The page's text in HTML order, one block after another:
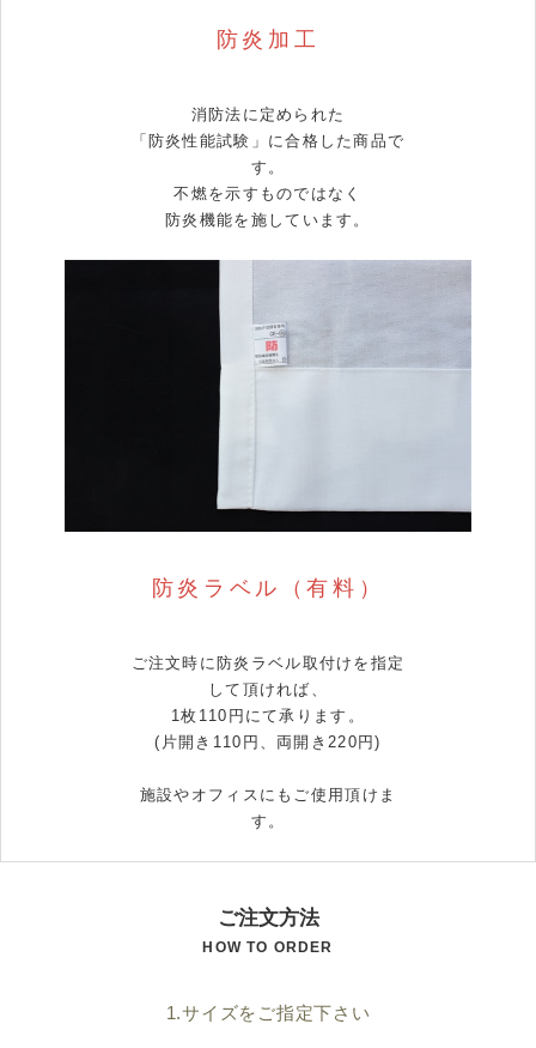
ご注文方法
HOW TO ORDER
1.サイズをご指定下さい
防炎加工
消防法に定められた
「防炎性能試験」に合格した商品で
す。
不燃を示すものではなく
防炎機能を施しています。
防炎ラベル（有料）
ご注文時に防炎ラベル取付けを指定
して頂ければ、
1枚110円にて承ります。
(片開き110円、両開き220円)
施設やオフィスにもご使用頂けま
す。